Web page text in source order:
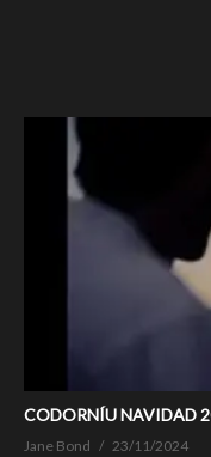
CODORNÍU NAVIDAD
Jane Bond 23/11/2024